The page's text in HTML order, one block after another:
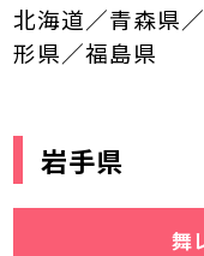
北海道／青森県
形県／福島県
岩手県
舞